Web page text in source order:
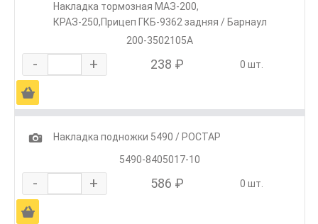
Накладка тормозная МАЗ-200,
КРАЗ-250,Прицеп ГКБ-9362 задняя / Барнаул
200-3502105А
- + 238 ₽ 0 шт.
Ä
1
Накладка подножки 5490 / РОСТАР
5490-8405017-10
- + 586 ₽ 0 шт.
Ä